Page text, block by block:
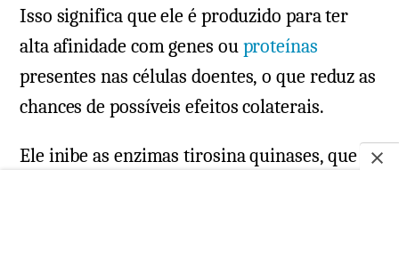
Isso significa que ele é produzido para ter
alta afinidade com genes ouproteínas
presentes nas células doentes, o que reduz as
chances de possíveis efeitos colaterais.
Ele inibe as enzimas tirosina quinases, que